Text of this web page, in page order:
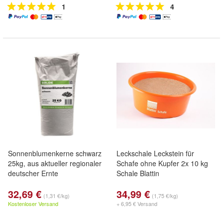
1 4
Sonnenblumenkerne schwarz
25kg, aus aktueller regionaler
deutscher Ernte
32,69 € (1,31 €/kg)
Kostenloser Versand
Leckschale Leckstein für
Schafe ohne Kupfer 2x 10 kg
Schale Blattin
34,99 € (1,75 €/kg)
+ 6,95 € Versand